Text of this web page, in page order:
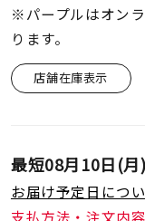
在庫
※パープルはオン
ります。
店舗在庫表示
最短08月10日(月)
お届け予定日につ
支払方法・注文内